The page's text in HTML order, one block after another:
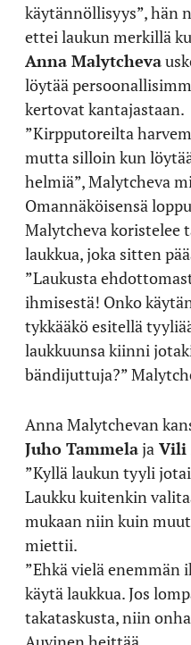
käytännöllisyys”, hän
ettei laukun merkillä
Anna Malytcheva
löytää
kertovat kantajastaan.
”Kirpputoreilta
mutta silloin kun
helmiä”, Malytcheva
Omannäköisensä
Malytcheva koristelee
laukkua, joka sitten
”Laukusta
ihmisestä! Onko
tykkääkö esitellä
laukkuunsa kiinni
bändijuttuja?”
Anna Malytchevan
Juho Tammelaja Vili
”Kyllä laukun tyyli
Laukku kuitenkin
mukaan niin kuin
miettii.
”Ehkä vielä enemmän
käytä laukkua. Jos
takataskusta, niin